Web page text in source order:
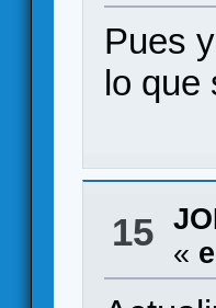
Pues
lo que
15
«